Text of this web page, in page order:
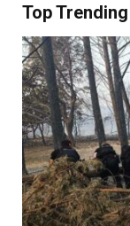
Top Trending